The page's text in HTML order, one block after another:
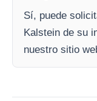
Sí, puede
Kalstein de su
nuestro sitio